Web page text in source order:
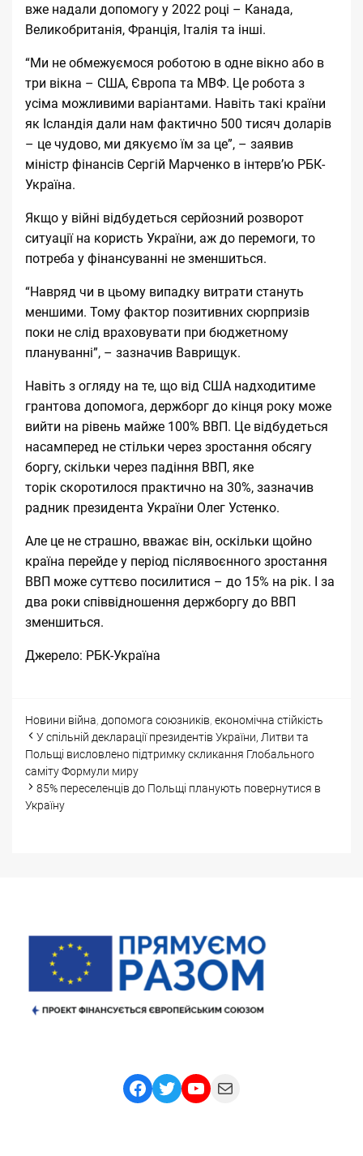
вже надали допомогу у 2022 році – Канада,
Великобританія, Франція, Італія та інші.
“Ми не обмежуємося роботою в одне вікно або в
три вікна – США, Європа та МВФ. Це робота з
усіма можливими варіантами. Навіть такі країни
як Ісландія дали нам фактично 500 тисяч доларів
– це чудово, ми дякуємо їм за це”, – заявив
міністр фінансів Сергій Марченко в інтерв’ю РБК-
Україна.
Якщо у війні відбудеться серйозний розворот
ситуації на користь України, аж до перемоги, то
потреба у фінансуванні не зменшиться.
“Навряд чи в цьому випадку витрати стануть
меншими. Тому фактор позитивних сюрпризів
поки не слід враховувати при бюджетному
плануванні”, – зазначив Ваврищук.
Навіть з огляду на те, що від США надходитиме
грантова допомога, держборг до кінця року може
вийти на рівень майже 100% ВВП. Це відбудеться
насамперед не стільки через зростання обсягу
боргу, скільки через падіння ВВП, яке
торік скоротилося практично на 30%, зазначив
радник президента України Олег Устенко.
Але це не страшно, вважає він, оскільки щойно
країна перейде у період післявоєнного зростання
ВВП може суттєво посилитися – до 15% на рік. І за
два роки співвідношення держборгу до ВВП
зменшиться.
Джерело: РБК-Україна
Categories
Новини Tags
війна, допомога союзників, економічна стійкість
Post
navigation
У спільній декларації президентів України, Литви та
Польщі висловлено підтримку скликання Глобального
саміту Формули миру
85% переселенців до Польщі планують повернутися в
Україну
Facebook
TwitterYouTube
Mail